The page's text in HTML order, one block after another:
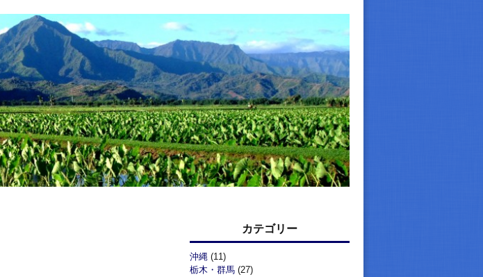
カテゴリー
沖縄 (11)
栃木・群馬 (27)